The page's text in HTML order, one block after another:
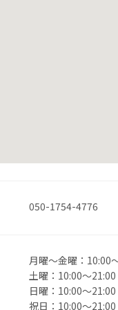
050-1754-4776
月曜〜金曜：10:00
土曜：10:00～21:00
日曜：10:00～21:00
祝日：10:00～21:00